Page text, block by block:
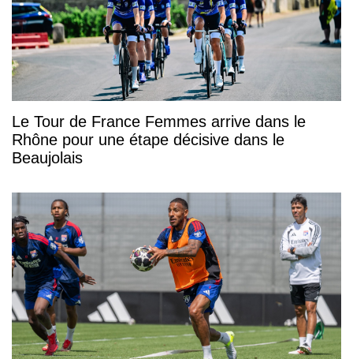
Le Tour de France Femmes arrive dans le
Rhône pour une étape décisive dans le
Beaujolais